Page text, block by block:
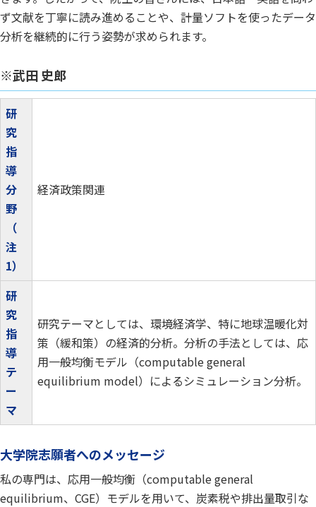
ず文献を丁寧に読み進めることや、計量ソフトを使ったデータ
分析を継続的に行う姿勢が求められます。
※武田 史郎
研
究
指
導
分
野
（
注
1）
経済政策関連
研
究
指
導
テ
ー
マ
研究テーマとしては、環境経済学、特に地球温暖化対
策（緩和策）の経済的分析。分析の手法としては、応
用一般均衡モデル（computable general
equilibrium model）によるシミュレーション分析。
大学院志願者へのメッセージ
私の専門は、応用一般均衡（computable general
equilibrium、CGE）モデルを用いて、炭素税や排出量取引な